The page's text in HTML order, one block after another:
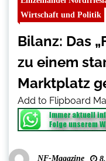
Wirtschaft und Politik
Bilanz: Das
zu einem
Marktplatz
Add to Flipboard
NF-Magazine